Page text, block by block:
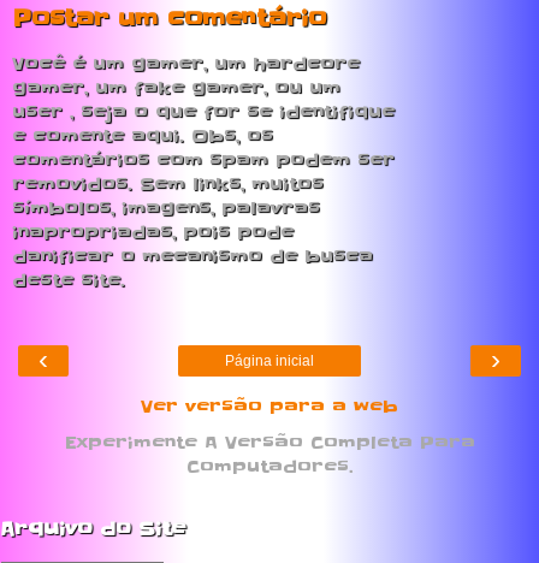
Postar um comentário
Você é um gamer, um hardcore
gamer, um fake gamer, ou um
user , seja o que for se identifique
e comente aqui. Obs, os
comentários com spam podem ser
removidos. Sem links, muitos
símbolos, imagens, palavras
inapropriadas, pois pode
danificar o mecanismo de busca
deste site.
‹ ›
Página inicial
Ver versão para a web
Experimente A Versão Completa Para
Computadores.
Arquivo do Site